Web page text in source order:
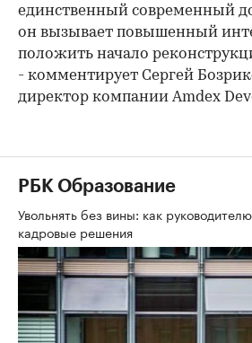
единственный современный
он вызывает повышенный
положить начало
- комментирует Сергей
директор компании Amdex
РБК Образование
Увольнять без вины: как
кадровые решения